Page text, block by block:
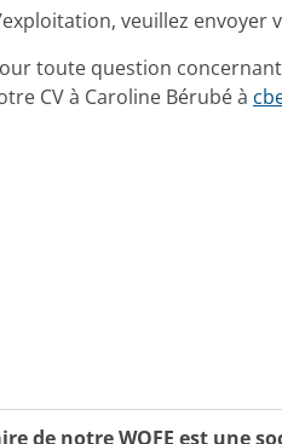
veuillez envoyer
toute question
CV à Caroline Bérubé à
de notre WOFE est une